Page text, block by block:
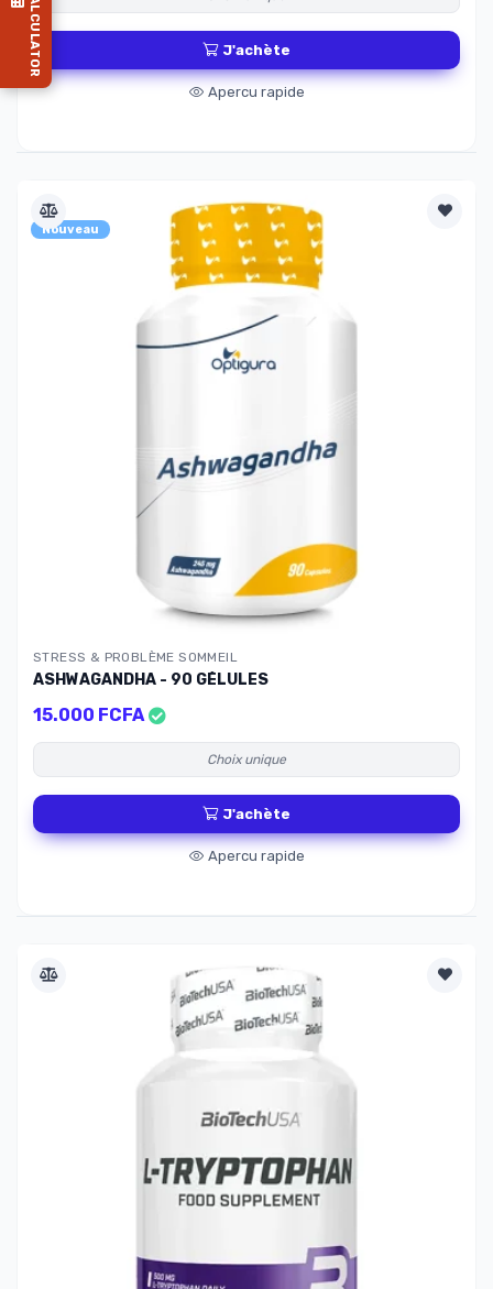
J'achète
Apercu rapide
Nouveau
STRESS & PROBLÈME SOMMEIL
ASHWAGANDHA - 90 GÉLULES
15.000 FCFA
Choix unique
J'achète
Apercu rapide